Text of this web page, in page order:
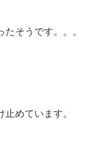
そうです。。。
めています。